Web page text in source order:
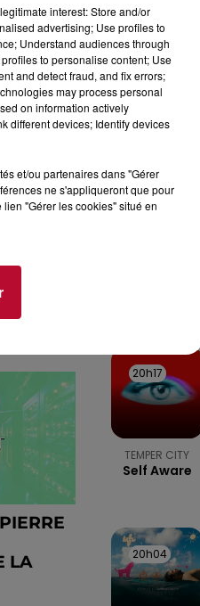
SMART
LA
20h17
20h17
TEMPER CITY
Self Aware
20h04
20h04
interest: Store and/or
advertising; Use profiles to
Understand audiences through
to personalise content; Use
and detect fraud, and fix errors;
may process personal
on information actively
different devices; Identify devices
et/ou partenaires dans "Gérer
ne s'appliqueront que pour
"Gérer les cookies" situé en